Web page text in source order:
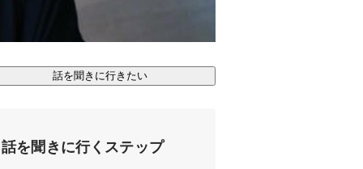
話を聞きに行きたい
話を聞きに行くステップ